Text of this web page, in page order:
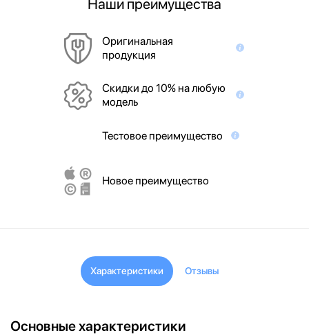
Наши преимущества
Оригинальная
продукция
Скидки до 10% на любую
модель
Тестовое преимущество
Новое преимущество
Характеристики Отзывы
Основные характеристики